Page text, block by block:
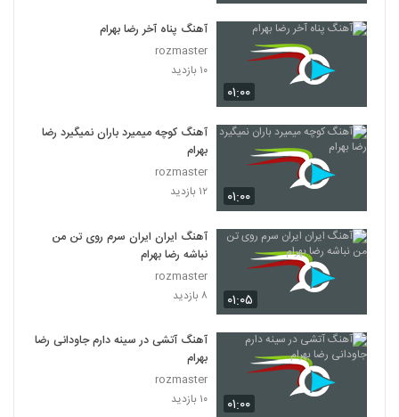
۰۱:۰۰
آهنگ پناه آخر رضا بهرام
rozmaster
۱۰ بازدید
۰۱:۰۰
آهنگ کوچه میمیرد باران نمیگیرد رضا
بهرام
rozmaster
۱۲ بازدید
۰۱:۰۵
آهنگ ایران ایران سرم روی تن من
نباشه رضا بهرام
rozmaster
۸ بازدید
۰۱:۰۰
آهنگ آتشی در سینه دارم جاودانی رضا
بهرام
rozmaster
۱۰ بازدید